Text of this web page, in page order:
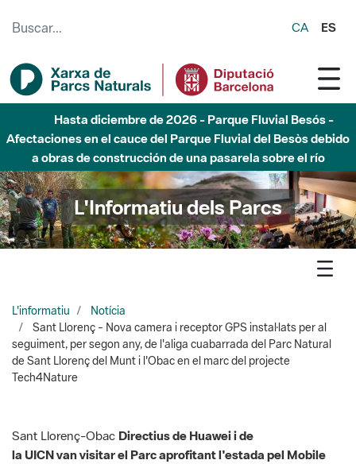
CA ES
Hasta diciembre de 2026 - Parque Fluvial Besós -
Afectaciones en el cauce del Parque Fluvial del Besòs debido
a obras de construcción de una pasarela sobre el río
L'Informatiu dels Parcs
L'informatiu
Notícia
Sant Llorenç - Nova camera i receptor GPS instal·lats per al
seguiment, per segon any, de l'aliga cuabarrada del Parc Natural
de Sant Llorenç del Munt i l'Obac en el marc del projecte
Tech4Nature
Sant Llorenç-Obac Directius de Huawei i de
la UICN van visitar el Parc aprofitant l'estada pel Mobile